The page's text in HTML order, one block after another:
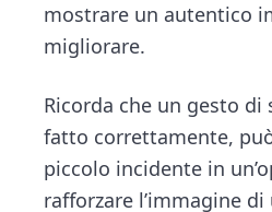
mostrare un autentico
migliorare.
Ricorda che un gesto di
fatto correttamente,
piccolo incidente in
rafforzare l’immagine